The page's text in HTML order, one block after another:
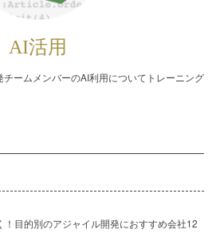
AI活用
ームメンバーのAI利用についてトレーニング
！目的別のアジャイル開発におすすめ会社12